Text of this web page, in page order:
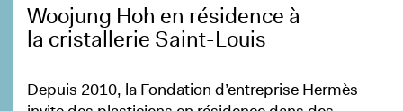
Woojung Hoh en résidence à
la cristallerie Saint-Louis
Depuis 2010, la Fondation d’entreprise Hermès